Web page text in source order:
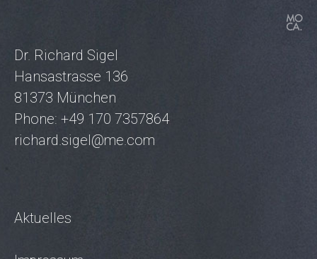
Dr. Richard Sigel
Hansastrasse 136
81373 München
Phone: +49 170 7357864
richard.sigel@me.com
Aktuelles